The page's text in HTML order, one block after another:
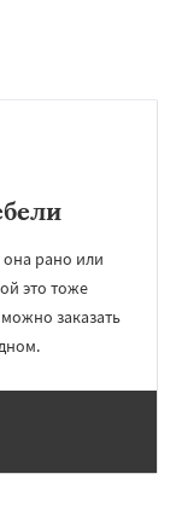
она рано или
это тоже
заказать